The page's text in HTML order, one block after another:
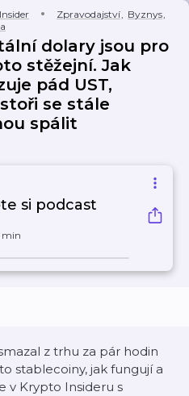
Zpravodajství, Byznys,
dolary jsou pro
stěžejní. Jak
pád UST,
se stále
spálit
si podcast
min
z trhu za pár hodin
stablecoiny, jak fungují a
v Krypto Insideru s